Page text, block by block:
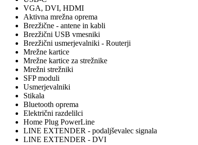
VGA, DVI, HDMI
Aktivna mrežna oprema
Brezžične - antene in kabli
Brezžični USB vmesniki
Brezžični usmerjevalniki - Routerji
Mrežne kartice
Mrežne kartice za strežnike
Mrežni strežniki
SFP moduli
Usmerjevalniki
Stikala
Bluetooth oprema
Električni razdelilci
Home Plug PowerLine
LINE EXTENDER - podaljševalec signala
LINE EXTENDER - DVI